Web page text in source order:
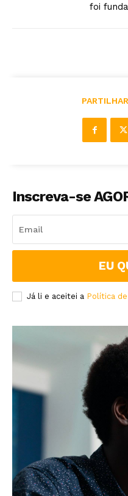
foi
Inscreva-se
EU
Já li e aceitei a Política